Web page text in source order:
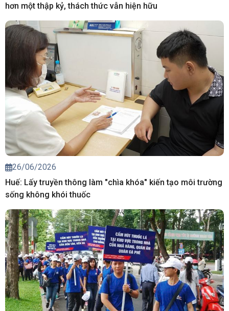
hơn một thập kỷ, thách thức vẫn hiện hữu
26/06/2026
Huế: Lấy truyền thông làm "chìa khóa" kiến tạo môi trường
sống không khói thuốc